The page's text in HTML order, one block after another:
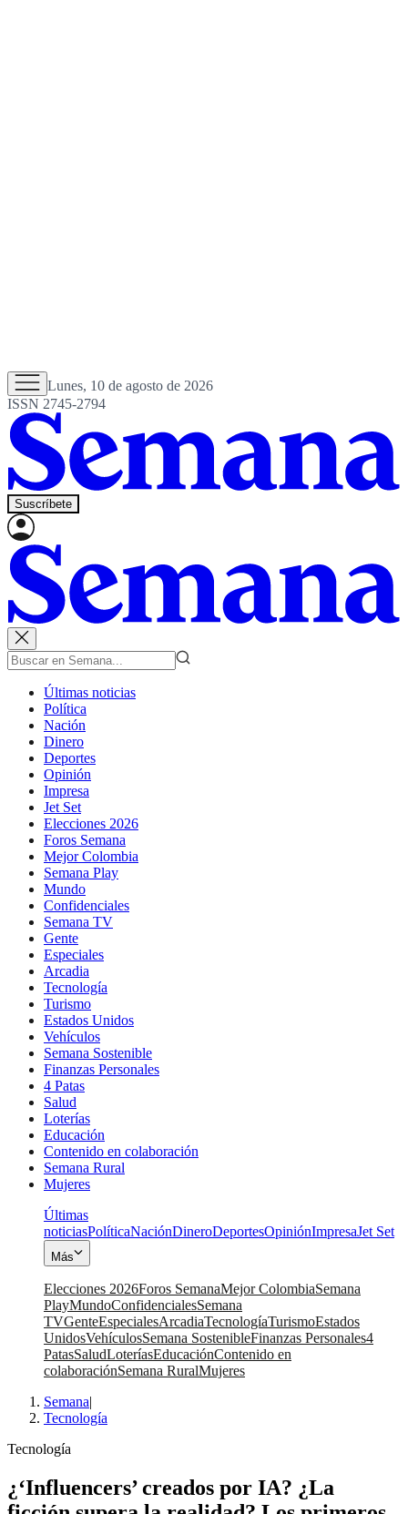
Lunes, 10 de agosto de 2026
ISSN 2745-2794
Suscríbete
Últimas noticias
Política
Nación
Dinero
Deportes
Opinión
Impresa
Jet Set
Elecciones 2026
Foros Semana
Mejor Colombia
Semana Play
Mundo
Confidenciales
Semana TV
Gente
Especiales
Arcadia
Tecnología
Turismo
Estados Unidos
Vehículos
Semana Sostenible
Finanzas Personales
4 Patas
Salud
Loterías
Educación
Contenido en colaboración
Semana Rural
Mujeres
Últimas
noticiasPolíticaNaciónDineroDeportesOpiniónImpresaJet Set
Más
Elecciones 2026Foros SemanaMejor ColombiaSemana
PlayMundoConfidencialesSemana
TVGenteEspecialesArcadiaTecnologíaTurismoEstados
UnidosVehículosSemana SostenibleFinanzas Personales4
PatasSaludLoteríasEducaciónContenido en
colaboraciónSemana RuralMujeres
Semana|
Tecnología
Tecnología
¿‘Influencers’ creados por IA? ¿La